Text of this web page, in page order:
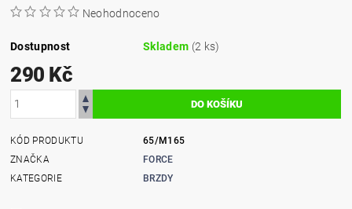
Neohodnoceno
Dostupnost Skladem (2 ks)
290 Kč
KÓD PRODUKTU
65/M165
ZNAČKA
FORCE
KATEGORIE
BRZDY